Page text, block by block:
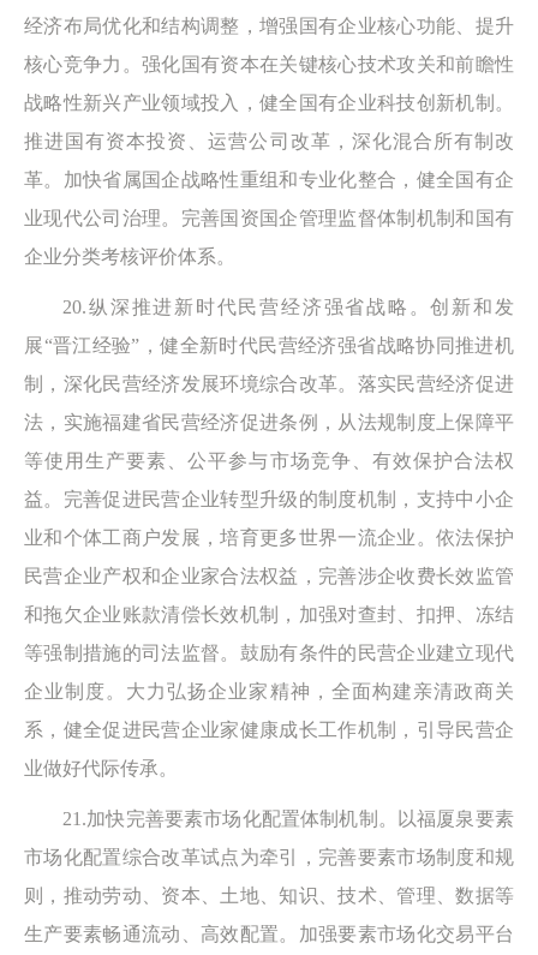
经济布局优化和结构调整，增强国有企业核心功能、提升
核心竞争力。强化国有资本在关键核心技术攻关和前瞻性
战略性新兴产业领域投入，健全国有企业科技创新机制。
推进国有资本投资、运营公司改革，深化混合所有制改
革。加快省属国企战略性重组和专业化整合，健全国有企
业现代公司治理。完善国资国企管理监督体制机制和国有
企业分类考核评价体系。
20.纵深推进新时代民营经济强省战略。创新和发
展“晋江经验”，健全新时代民营经济强省战略协同推进机
制，深化民营经济发展环境综合改革。落实民营经济促进
法，实施福建省民营经济促进条例，从法规制度上保障平
等使用生产要素、公平参与市场竞争、有效保护合法权
益。完善促进民营企业转型升级的制度机制，支持中小企
业和个体工商户发展，培育更多世界一流企业。依法保护
民营企业产权和企业家合法权益，完善涉企收费长效监管
和拖欠企业账款清偿长效机制，加强对查封、扣押、冻结
等强制措施的司法监督。鼓励有条件的民营企业建立现代
企业制度。大力弘扬企业家精神，全面构建亲清政商关
系，健全促进民营企业家健康成长工作机制，引导民营企
业做好代际传承。
21.加快完善要素市场化配置体制机制。以福厦泉要素
市场化配置综合改革试点为牵引，完善要素市场制度和规
则，推动劳动、资本、土地、知识、技术、管理、数据等
生产要素畅通流动、高效配置。加强要素市场化交易平台